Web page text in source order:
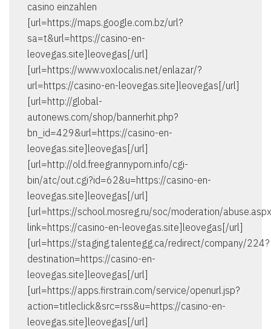
casino einzahlen
[url=https://maps.google.com.bz/url?
sa=t&url=https://casino-en-
leovegas.site]leovegas[/url]
[url=https://www.voxlocalis.net/enlazar/?
url=https://casino-en-leovegas.site]leovegas[/url]
[url=http://global-
autonews.com/shop/bannerhit.php?
bn_id=429&url=https://casino-en-
leovegas.site]leovegas[/url]
[url=http://old.freegrannyporn.info/cgi-
bin/atc/out.cgi?id=62&u=https://casino-en-
leovegas.site]leovegas[/url]
[url=https://school.mosreg.ru/soc/moderation/
link=https://casino-en-leovegas.site]leovegas[/url]
[url=https://staging.talentegg.ca/redirect/company/224?
destination=https://casino-en-
leovegas.site]leovegas[/url]
[url=https://apps.firstrain.com/service/openurl.jsp?
action=titleclick&src=rss&u=https://casino-en-
leovegas.site]leovegas[/url]